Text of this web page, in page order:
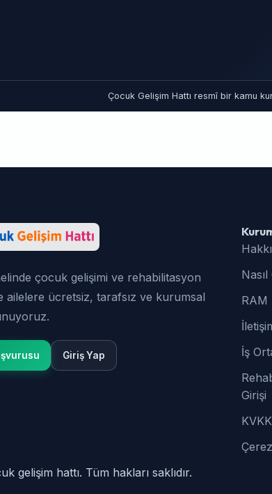
Çocuk Gelişim Hattı resmî bir kamu
çocuk gelişimi ve rehabilitasyon
ailelere ücretsiz, tarafsız ve kurumsal
Giriş Yap
Nasıl
RAM
İş
Girişi
gelişim hattı. Tüm hakları saklıdır.